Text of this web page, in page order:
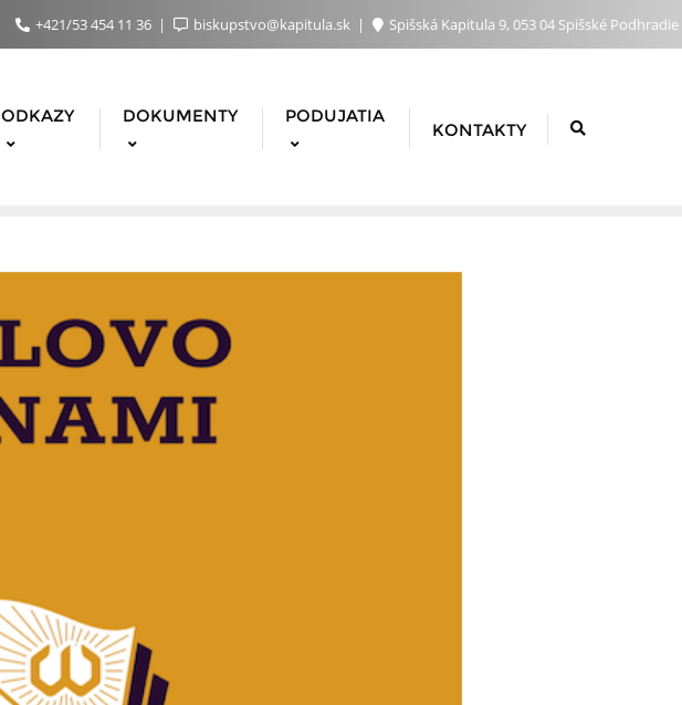
+421/53 454 11 36 biskupstvo@kapitula.sk Spišská Kapitula 9, 053 04 Spišské Podhradie
ODKAZY DOKUMENTY PODUJATIA
KONTAKTY